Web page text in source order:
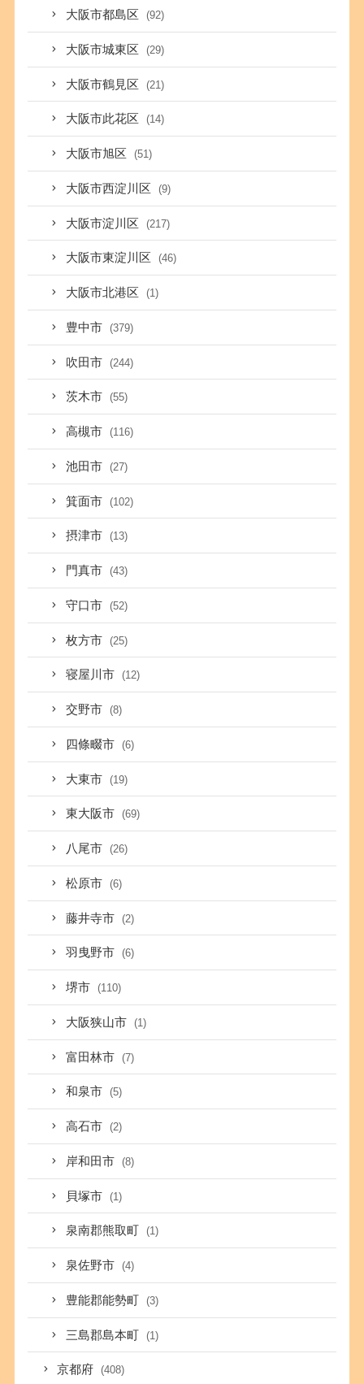
大阪市都島区 (92)
大阪市城東区 (29)
大阪市鶴見区 (21)
大阪市此花区 (14)
大阪市旭区 (51)
大阪市西淀川区 (9)
大阪市淀川区 (217)
大阪市東淀川区 (46)
大阪市北港区 (1)
豊中市 (379)
吹田市 (244)
茨木市 (55)
高槻市 (116)
池田市 (27)
箕面市 (102)
摂津市 (13)
門真市 (43)
守口市 (52)
枚方市 (25)
寝屋川市 (12)
交野市 (8)
四條畷市 (6)
大東市 (19)
東大阪市 (69)
八尾市 (26)
松原市 (6)
藤井寺市 (2)
羽曳野市 (6)
堺市 (110)
大阪狭山市 (1)
富田林市 (7)
和泉市 (5)
高石市 (2)
岸和田市 (8)
貝塚市 (1)
泉南郡熊取町 (1)
泉佐野市 (4)
豊能郡能勢町 (3)
三島郡島本町 (1)
京都府 (408)